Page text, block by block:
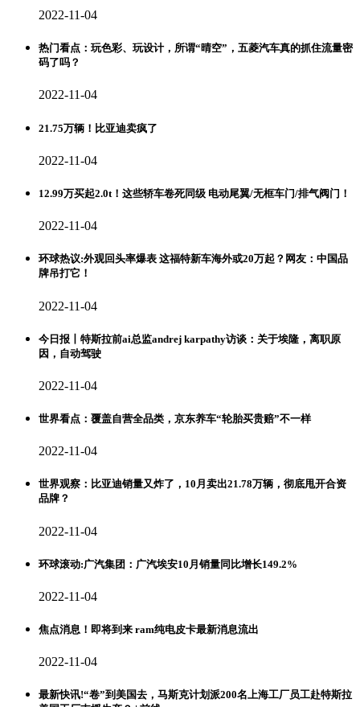
2022-11-04
热门看点：玩色彩、玩设计，所谓“晴空”，五菱汽车真的抓住流量密
码了吗？
2022-11-04
21.75万辆！比亚迪卖疯了
2022-11-04
12.99万买起2.0t！这些轿车卷死同级 电动尾翼/无框车门/排气阀门！
2022-11-04
环球热议:外观回头率爆表 这福特新车海外或20万起？网友：中国品
牌吊打它！
2022-11-04
今日报丨特斯拉前ai总监andrej karpathy访谈：关于埃隆，离职原
因，自动驾驶
2022-11-04
世界看点：覆盖自营全品类，京东养车“轮胎买贵赔”不一样
2022-11-04
世界观察：比亚迪销量又炸了，10月卖出21.78万辆，彻底甩开合资
品牌？
2022-11-04
环球滚动:广汽集团：广汽埃安10月销量同比增长149.2%
2022-11-04
焦点消息！即将到来 ram纯电皮卡最新消息流出
2022-11-04
最新快讯!“卷”到美国去，马斯克计划派200名上海工厂员工赴特斯拉